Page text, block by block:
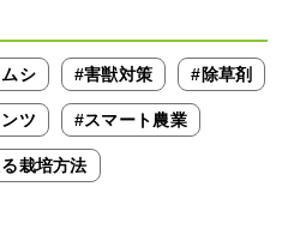
シ #害獣対策 #除草剤
ツ #スマート農業
栽培方法